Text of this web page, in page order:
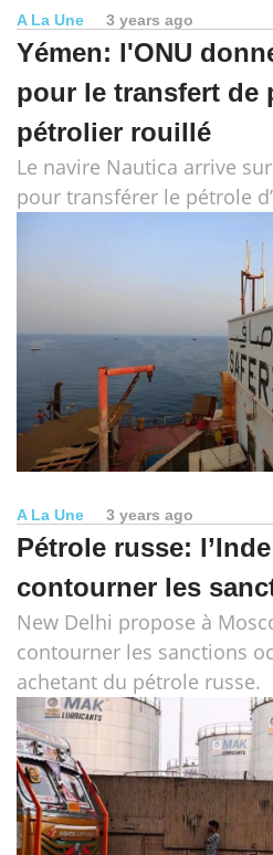
A La Une 3 years ago
Yémen: l'ONU
pour le transfert de
pétrolier rouillé
Le navire Nautica arrive
pour transférer le pétrole
A La Une 3 years ago
Pétrole russe:
contourner les
New Delhi propose à
contourner les sanctions
achetant du pétrole russe.